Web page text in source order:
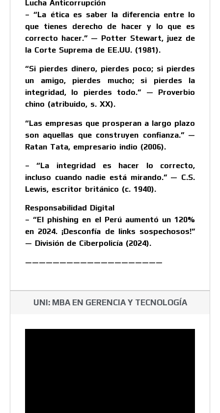
Lucha Anticorrupción
– “La ética es saber la diferencia entre lo
que tienes derecho de hacer y lo que es
correcto hacer.” — Potter Stewart, juez de
la Corte Suprema de EE.UU. (1981).
“Si pierdes dinero, pierdes poco; si pierdes
un amigo, pierdes mucho; si pierdes la
integridad, lo pierdes todo.” — Proverbio
chino (atribuido, s. XX).
“Las empresas que prosperan a largo plazo
son aquellas que construyen confianza.” —
Ratan Tata, empresario indio (2006).
– “La integridad es hacer lo correcto,
incluso cuando nadie está mirando.” — C.S.
Lewis, escritor británico (c. 1940).
Responsabilidad Digital
– “El phishing en el Perú aumentó un 120%
en 2024. ¡Desconfía de links sospechosos!”
— División de Ciberpolicía (2024).
————————————————————
UNI: MBA EN GERENCIA Y TECNOLOGÍA